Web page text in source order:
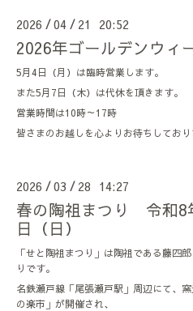
2026 /04 / 21 20:52
2026年ゴールデンウィ
5月4日（月）は臨時営業します。
また5月7日（木）は代休を頂きます。
営業時間は10時～17時
皆さまのお越しを心よりお待ちしており
2026 /03 / 28 14:27
春の陶祖まつり 令和8
日（日）
「せと陶祖まつり」は陶祖である藤四
りです。
名鉄瀬戸線「尾張瀬戸駅」周辺にて、
の楽市」が開催され、